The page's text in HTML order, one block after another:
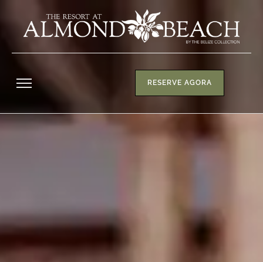
RESERVE AGORA